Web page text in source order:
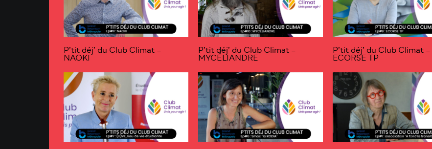
P’tit déj’ du Club Climat –
NAOKI
P’tit déj’ du Club Climat –
MYCÉLIANDRE
P’tit déj’ du Club Climat –
ECORSE TP